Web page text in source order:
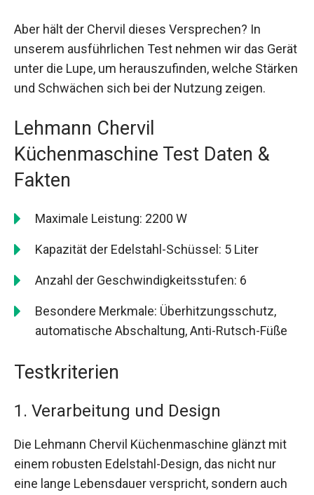
Aber hält der Chervil dieses Versprechen? In
unserem ausführlichen Test nehmen wir das Gerät
unter die Lupe, um herauszufinden, welche Stärken
und Schwächen sich bei der Nutzung zeigen.
Lehmann Chervil
Küchenmaschine Test Daten &
Fakten
Maximale Leistung: 2200 W
Kapazität der Edelstahl-Schüssel: 5 Liter
Anzahl der Geschwindigkeitsstufen: 6
Besondere Merkmale: Überhitzungsschutz,
automatische Abschaltung, Anti-Rutsch-Füße
Testkriterien
1. Verarbeitung und Design
Die Lehmann Chervil Küchenmaschine glänzt mit
einem robusten Edelstahl-Design, das nicht nur
eine lange Lebensdauer verspricht, sondern auch